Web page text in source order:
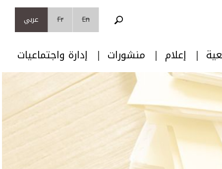
En
Fr عربي
إعلام منشورات إدارة واجتماعيات